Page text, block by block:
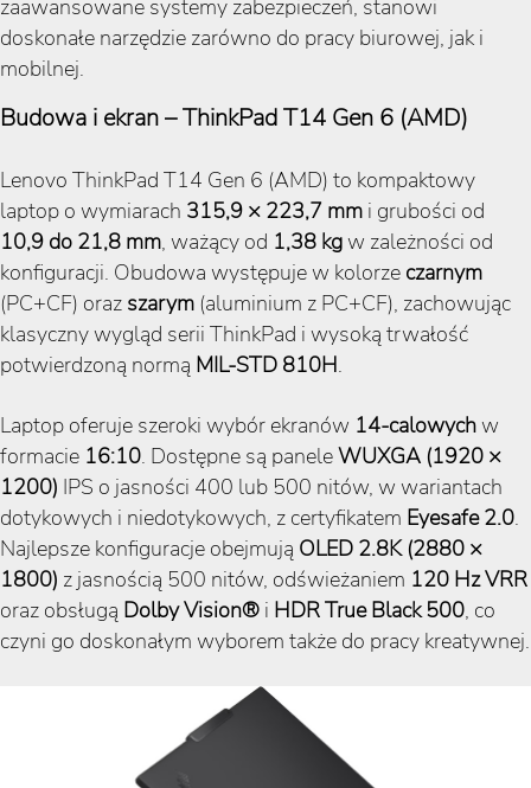
zaawansowane systemy zabezpieczeń, stanowi
doskonałe narzędzie zarówno do pracy biurowej, jak i
mobilnej.
Budowa i ekran – ThinkPad T14 Gen 6 (AMD)
Lenovo ThinkPad T14 Gen 6 (AMD) to kompaktowy
laptop o wymiarach 315,9 × 223,7 mm i grubości od
10,9 do 21,8 mm, ważący od 1,38 kgw zależności od
konfiguracji. Obudowa występuje w kolorze czarnym
(PC+CF) oraz szarym (aluminium z PC+CF), zachowując
klasyczny wygląd serii ThinkPad i wysoką trwałość
potwierdzoną normą MIL-STD 810H.
Laptop oferuje szeroki wybór ekranów 14-calowychw
formacie 16:10. Dostępne są paneleWUXGA (1920 ×
1200) IPS o jasności 400 lub 500 nitów, w wariantach
dotykowych i niedotykowych, z certyfikatem Eyesafe 2.0.
Najlepsze konfiguracje obejmują OLED 2.8K (2880 ×
1800) z jasnością 500 nitów, odświeżaniem 120 Hz VRR
oraz obsługą Dolby Vision® i HDR True Black 500, co
czyni go doskonałym wyborem także do pracy kreatywnej.